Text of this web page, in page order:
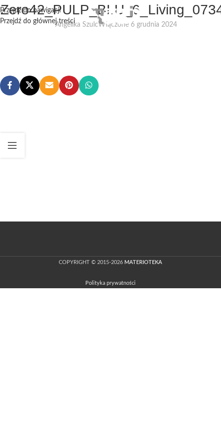
Przejdź do nawigacji
Przejdź do głównej treści
Angelika SzulcWłączone 6 grudnia 2024
COPYRIGHT © 2015-2026 MATERIOTEKA
Polityka prywatności